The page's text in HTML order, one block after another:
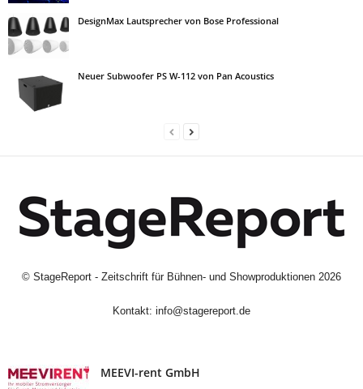
DesignMax Lautsprecher von Bose Professional
Neuer Subwoofer PS W-112 von Pan Acoustics
© StageReport - Zeitschrift für Bühnen- und Showproduktionen 2026
Kontakt: info@stagereport.de
MEEVI-rent GmbH